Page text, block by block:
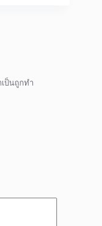
ป็นถูกทำ